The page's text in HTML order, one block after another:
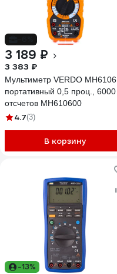
3 189 ₽
3 383 ₽
Мультиметр VERDO MH6106
портативный 0,5 проц., 6000
отсчетов MH610600
4.7(3)
В корзину
-13%